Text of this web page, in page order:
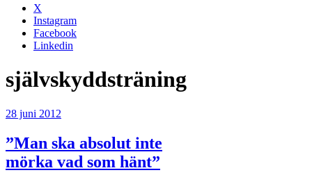
X
Instagram
Facebook
Linkedin
självskyddsträning
28 juni 2012
”Man ska absolut inte
mörka vad som hänt”